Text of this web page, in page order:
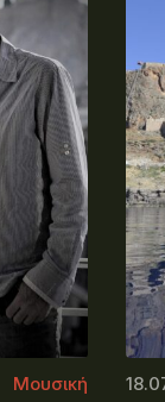
Μουσική